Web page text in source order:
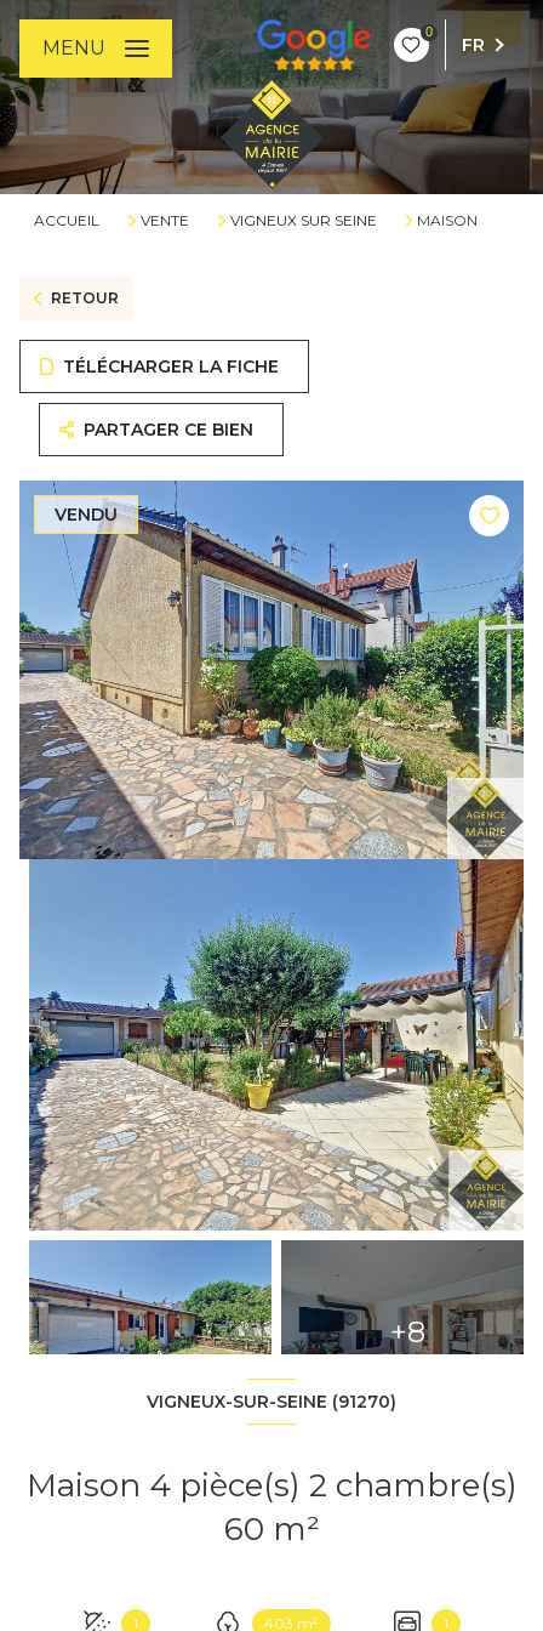
0
FR
MENU
ACCUEIL VENTE VIGNEUX SUR SEINE MAISON
RETOUR
TÉLÉCHARGER LA FICHE
PARTAGER CE BIEN
VENDU
+8
VIGNEUX-SUR-SEINE (91270)
Maison 4 pièce(s) 2 chambre(s)
60 m²
1 403 m² 1